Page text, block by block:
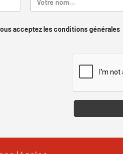
acceptez les conditions générales